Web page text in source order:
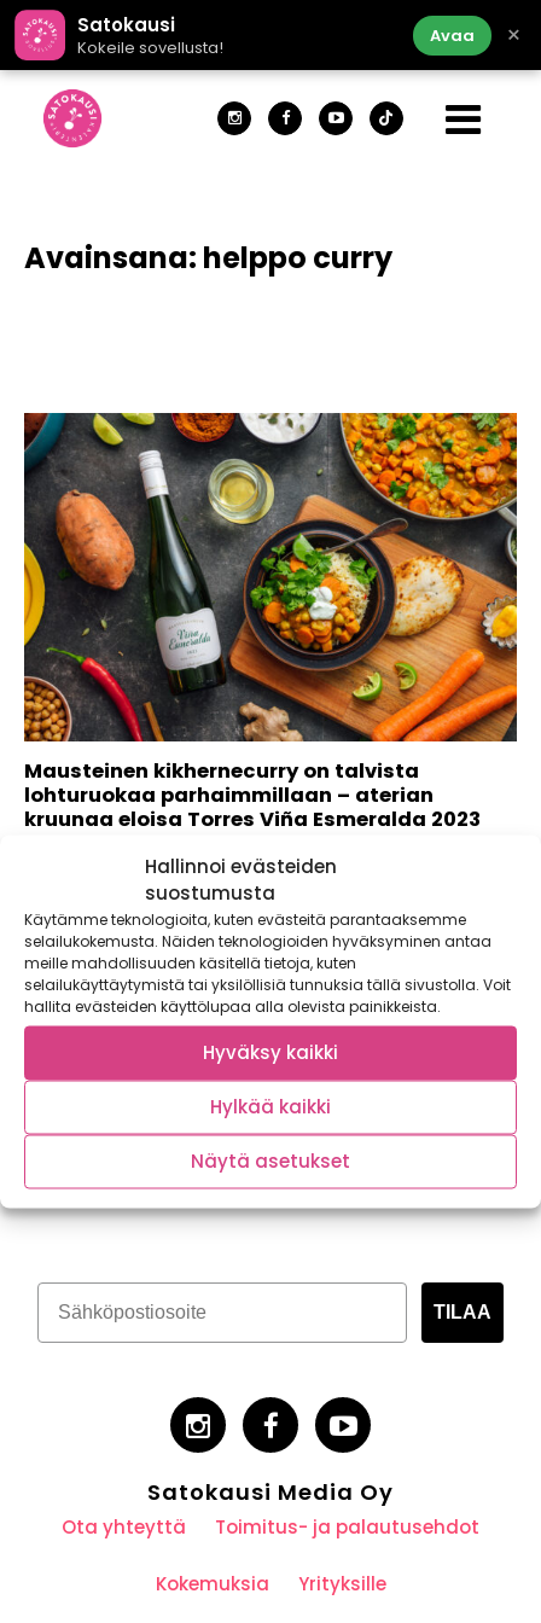
Hallinnoi evästeiden
suostumusta
Käytämme teknologioita, kuten evästeitä parantaaksemme
selailukokemusta. Näiden teknologioiden hyväksyminen antaa
meille mahdollisuuden käsitellä tietoja, kuten
selailukäyttäytymistä tai yksilöllisiä tunnuksia tällä sivustolla. Voit
hallita evästeiden käyttölupaa alla olevista painikkeista.
Hyväksy kaikki
Hylkää kaikki
Näytä asetukset
Satokausi
Kokeile sovellusta!
Avaa ×
Avainsana: helppo curry
Mausteinen kikhernecurry on talvista
lohturuokaa parhaimmillaan – aterian
kruunaa eloisa Torres Viña Esmeralda 2023
Kaupallinen yhteistyö: Winestate Talvi on kotona
nautiskelun aikaa. Mausteinen kikhernecurry yhdistettynä
raikkaaseen valkoviiniin...
Tilaa kasvispitoinen uutiskirje
TILAA
Satokausi Media Oy
Ota yhteyttä Toimitus- ja palautusehdot
Kokemuksia Yrityksille